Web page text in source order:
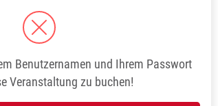
Benutzernamen und Ihrem Passwort
Veranstaltung zu buchen!